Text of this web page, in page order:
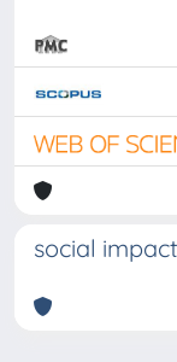
social impact